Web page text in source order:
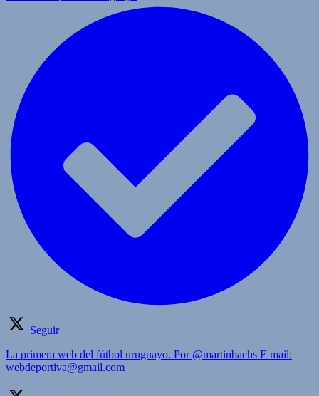
Seguir
La primera web del fútbol uruguayo. Por @martinbachs E mail:
webdeportiva@gmail.com